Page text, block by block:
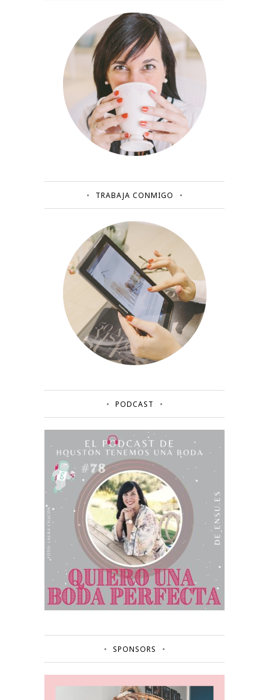
TRABAJA CONMIGO
PODCAST
SPONSORS